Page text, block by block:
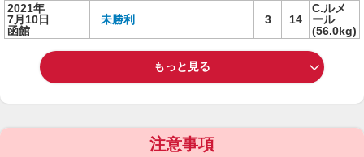
2021年
7月10日
函館
未勝利 3 14
C.ルメ
ール
(56.0kg)
もっと見る
注意事項